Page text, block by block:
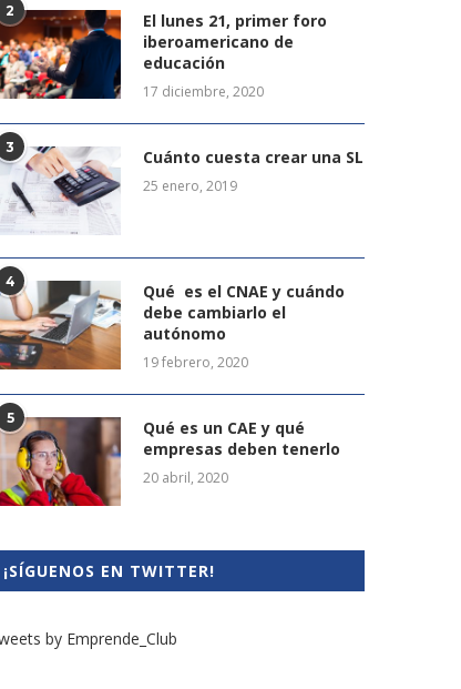
2
El lunes 21, primer foro
iberoamericano de
educación
17 diciembre, 2020
3 Cuánto cuesta crear una SL
25 enero, 2019
4
Qué es el CNAE y cuándo
debe cambiarlo el
autónomo
19 febrero, 2020
5
Qué es un CAE y qué
empresas deben tenerlo
20 abril, 2020
¡SÍGUENOS EN TWITTER!
by Emprende_Club